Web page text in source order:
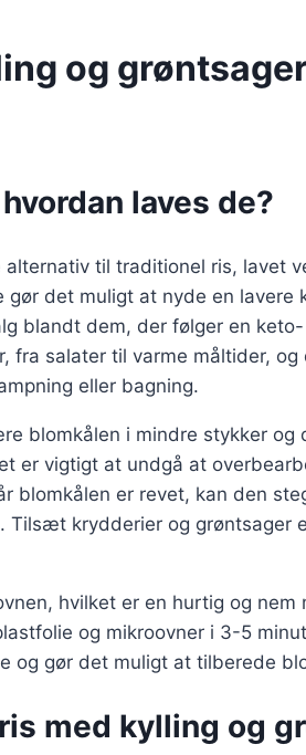
og
laves de?
til traditionel ris, lavet
gør det muligt at nyde en lavere
blandt dem, der følger en
fra salater til varme måltider,
eller bagning.
blomkålen i mindre stykker og
er vigtigt at undgå at
blomkålen er revet, kan den
Tilsæt krydderier og grøntsager
hvilket er en hurtig og
og mikroovner i 3-5
og gør det muligt at tilberede
med kylling og